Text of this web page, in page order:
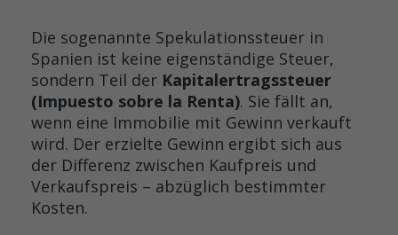
Die sogenannte Spekulationssteuer in
Spanien ist keine eigenständige Steuer,
sondern Teil der Kapitalertragssteuer
(Impuesto sobre la Renta). Sie fällt an,
wenn eine Immobilie mit Gewinn verkauft
wird. Der erzielte Gewinn ergibt sich aus
der Differenz zwischen Kaufpreis und
Verkaufspreis – abzüglich bestimmter
Kosten.